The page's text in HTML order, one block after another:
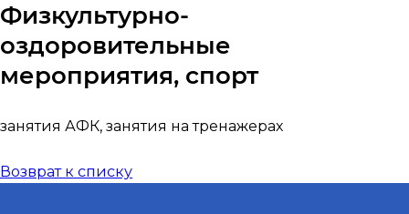
Физкультурно-
оздоровительные
мероприятия, спорт
занятия АФК, занятия на тренажерах
Возврат к списку